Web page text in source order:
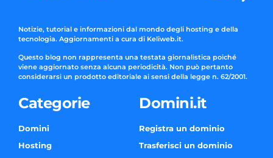
Notizie, tutorial e informazioni dal mondo degli hosting e della
tecnologia. Aggiornamenti a cura di Keliweb.it.
Questo blog non rappresenta una testata giornalistica poiché
viene aggiornato senza alcuna periodicità. Non può pertanto
considerarsi un prodotto editoriale ai sensi della legge n. 62/2001.
Categorie
Domini
Hosting
Domini.it
Registra un dominio
Trasferisci un dominio